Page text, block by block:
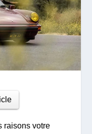
raisons votre